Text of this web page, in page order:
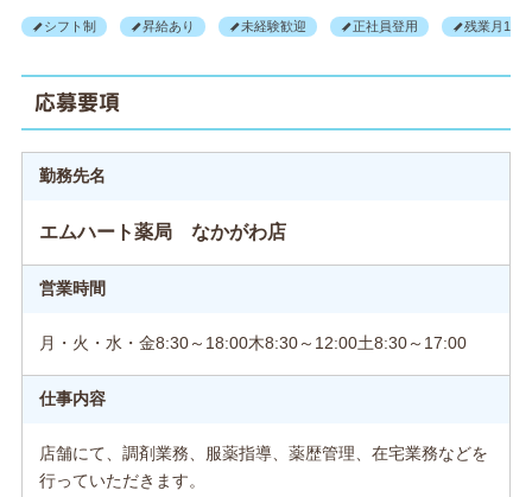
シフト制 昇給あり 未経験歓迎 正社員登用 残業月10H
応募要項
勤務先名
エムハート薬局 なかがわ店
営業時間
月・火・水・金8:30～18:00木8:30～12:00土8:30～17:00
仕事内容
店舗にて、調剤業務、服薬指導、薬歴管理、在宅業務などを
行っていただきます。